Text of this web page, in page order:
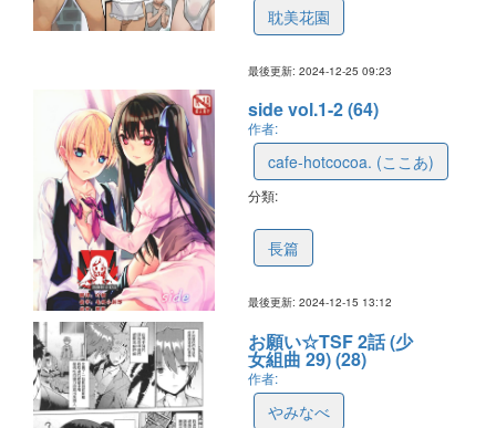
耽美花園
最後更新: 2024-12-25 09:23
side vol.1-2 (64)
作者:
cafe-hotcocoa. (ここあ)
分類:
長篇
最後更新: 2024-12-15 13:12
お願い☆TSF 2話 (少
女組曲 29) (28)
作者:
やみなべ